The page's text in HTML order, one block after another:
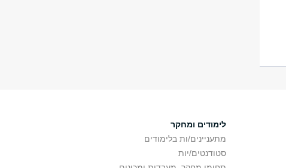
לימודים ומחקר
מתעניינים/ות בלימודים
סטודנטים/יות